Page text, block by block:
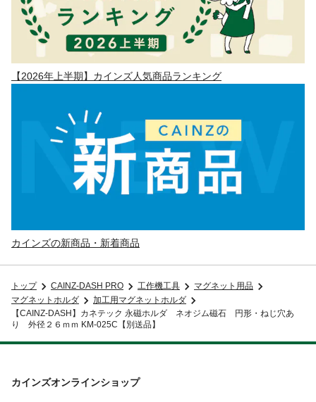
【2026年上半期】カインズ人気商品ランキング
カインズの新商品・新着商品
トップ CAINZ-DASH PRO 工作機工具
マグネット用品
マグネットホルダ
加工用マグネットホルダ
【CAINZ-DASH】カネテック 永磁ホルダ ネオジム磁石 円形・ねじ穴あ
り 外径２６ｍｍ KM-025C【別送品】
カインズオンラインショップ